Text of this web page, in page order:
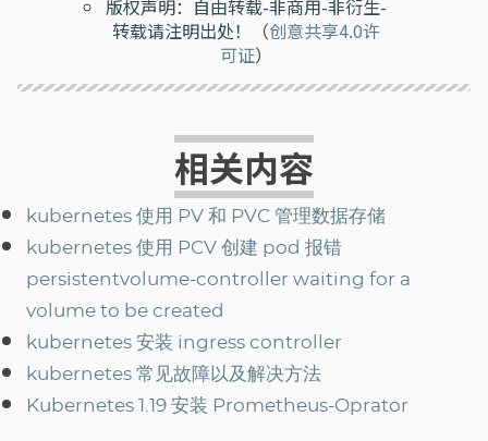
版权声明：自由转载-非商用-非衍生-
转载请注明出处！（创意共享4.0许
可证）
相关内容
kubernetes 使用 PV 和 PVC 管理数据存储
kubernetes 使用 PCV 创建 pod 报错
persistentvolume-controller waiting for a
volume to be created
kubernetes 安装 ingress controller
kubernetes 常见故障以及解决方法
Kubernetes 1.19 安装 Prometheus-Oprator